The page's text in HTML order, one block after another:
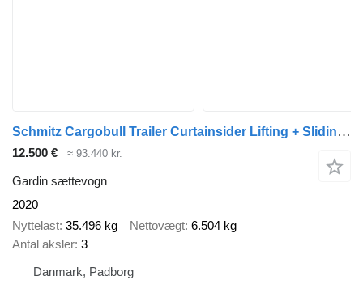
Schmitz Cargobull Trailer Curtainsider Lifting + Sliding Roof Straight
12.500 € ≈ 93.440 kr.
Gardin sættevogn
2020
Nyttelast 35.496 kg Nettovægt 6.504 kg
Antal aksler 3
Danmark, Padborg